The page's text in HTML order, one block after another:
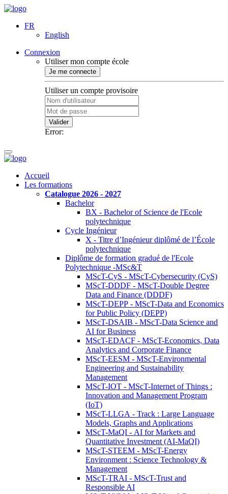
FR
English
Connexion
Utiliser mon compte école
Je me connecte
Utiliser un compte provisoire
Valider
Error:
Accueil
Les formations
Catalogue 2026 - 2027
Bachelor
BX - Bachelor of Science de l'Ecole
polytechnique
Cycle Ingénieur
X - Titre d’Ingénieur diplômé de l’École
polytechnique
Diplôme de formation gradué de l'Ecole
Polytechnique -MSc&T
MScT-CyS - MScT-Cybersecurity (CyS)
MScT-DDDF - MScT-Double Degree
Data and Finance (DDDF)
MScT-DEPP - MScT-Data and Economics
for Public Policy (DEPP)
MScT-DSAIB - MScT-Data Science and
AI for Business
MScT-EDACF - MScT-Economics, Data
Analytics and Corporate Finance
MScT-EESM - MScT-Environmental
Engineering and Sustainability
Management
MScT-IOT - MScT-Internet of Things :
Innovation and Management Program
(IoT)
MScT-LLGA - Track : Large Language
Models, Graphs and Applications
MScT-MaQI - AI for Markets and
Quantitative Investment (AI-MaQI)
MScT-STEEM - MScT-Energy
Environment : Science Technology &
Management
MScT-TRAI - MScT-Trust and
Responsible AI